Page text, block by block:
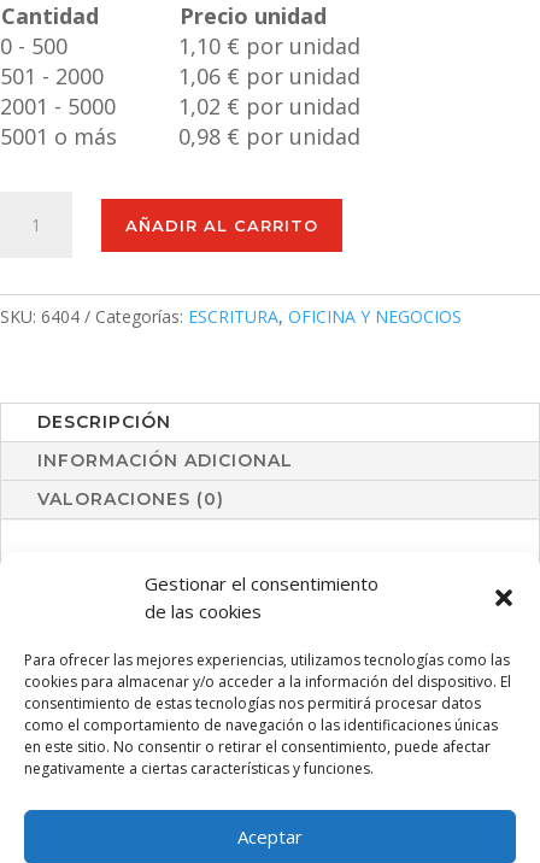
Gestionar el consentimiento
de las cookies
Para ofrecer las mejores experiencias, utilizamos tecnologías como las
cookies para almacenar y/o acceder a la información del dispositivo. El
consentimiento de estas tecnologías nos permitirá procesar datos
como el comportamiento de navegación o las identificaciones únicas
en este sitio. No consentir o retirar el consentimiento, puede afectar
negativamente a ciertas características y funciones.
Aceptar
Cantidad
Precio unidad
0 - 500
1,10 € por unidad
501 - 2000
1,06 € por unidad
2001 - 5000
1,02 € por unidad
5001 o más
0,98 € por unidad
Marcadores
AÑADIR AL CARRITO
SKU: 6404 Categorías: ESCRITURA, OFICINA Y NEGOCIOS
DESCRIPCIÓN
INFORMACIÓN ADICIONAL
VALORACIONES (0)
superficie de marcaje y subrayadores en colores naranja,
azul, verde, amarillo y fucsia.
PRODUCTOS RELACIONADOS